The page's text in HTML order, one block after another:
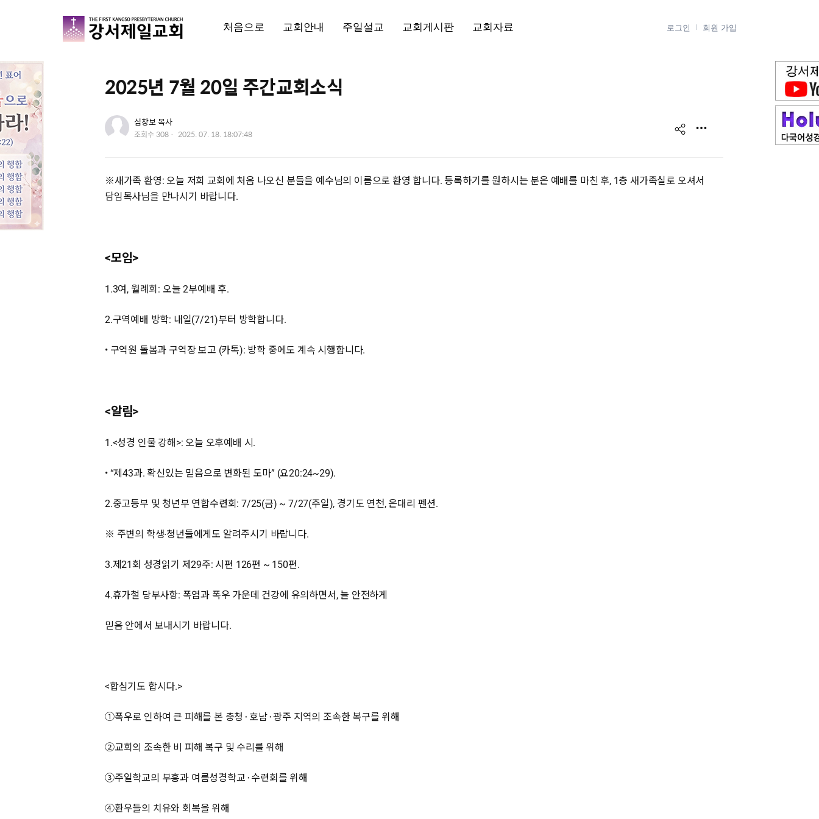
처음으로 교회안내 주일설교 교회게시판 교회자료 로그인 회원 가입
2025년 7월 20일 주간교회소식
유저 이미지심창보 목사
조회수 308
작
2025. 07. 18. 18:07:48
s
a
※새가족 환영: 오늘 저희 교회에 처음 나오신 분들을 예수님의 이름으로 환영 합니다. 등록하기를 원하시는 분은 예배를 마친 후, 1층 새가족실로 오셔서
담임목사님을 만나시기 바랍니다.
<모임>
1.3여, 월례회: 오늘 2부예배 후.
2.구역예배 방학: 내일(7/21)부터 방학합니다.
• 구역원 돌봄과 구역장 보고 (카톡): 방학 중에도 계속 시행합니다.
<알림>
1.<성경 인물 강해>: 오늘 오후예배 시.
• “제43과. 확신있는 믿음으로 변화된 도마” (요20:24~29).
2.중고등부 및 청년부 연합수련회: 7/25(금) ~ 7/27(주일), 경기도 연천, 은대리 펜션.
※ 주변의 학생∙청년들에게도 알려주시기 바랍니다.
3.제21회 성경읽기 제29주: 시편 126편 ~ 150편.
4.휴가철 당부사항: 폭염과 폭우 가운데 건강에 유의하면서, 늘 안전하게
믿음 안에서 보내시기 바랍니다.
<합심기도 합시다.>
①폭우로 인하여 큰 피해를 본 충청⬝호남⬝광주 지역의 조속한 복구를 위해
②교회의 조속한 비 피해 복구 및 수리를 위해
③주일학교의 부흥과 여름성경학교⬝수련회를 위해
④환우들의 치유와 회복을 위해